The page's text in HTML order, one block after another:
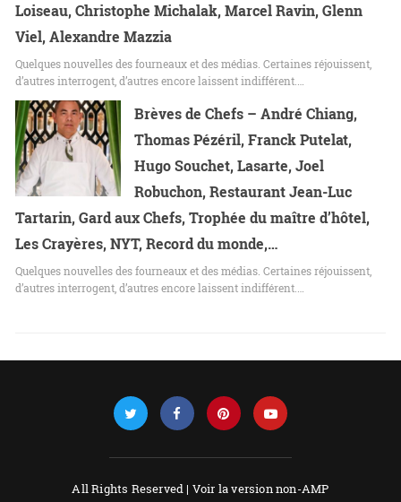
Loiseau, Christophe Michalak, Marcel Ravin, Glenn
Viel, Alexandre Mazzia
Quelques nouvelles des fourneaux et des médias. Certaines réjouissent,
d’autres interrogent, d’autres encore laissent indifférent.…
Brèves de Chefs – André Chiang,
Thomas Pézéril, Franck Putelat,
Hugo Souchet, Lasarte, Joel
Robuchon, Restaurant Jean-Luc
Tartarin, Gard aux Chefs, Trophée du maître d’hôtel,
Les Crayères, NYT, Record du monde,…
Quelques nouvelles des fourneaux et des médias. Certaines réjouissent,
d’autres interrogent, d’autres encore laissent indifférent.…
All Rights Reserved | Voir la version non-AMP